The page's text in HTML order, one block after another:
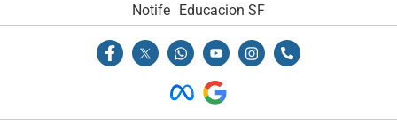
Notife Educacion SF